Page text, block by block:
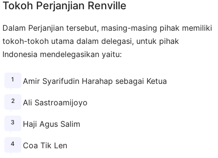
Tokoh Perjanjian Renville
Dalam Perjanjian tersebut, masing-masing pihak memiliki
tokoh-tokoh utama dalam delegasi, untuk pihak
Indonesia mendelegasikan yaitu:
Amir Syarifudin Harahap sebagai Ketua
Ali Sastroamijoyo
Haji Agus Salim
Coa Tik Len